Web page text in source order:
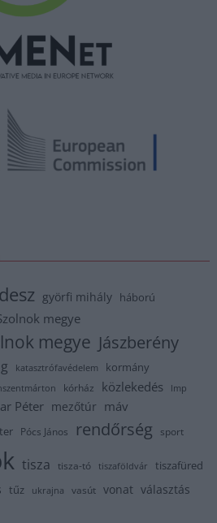
györfi mihály háború
megye
megye Jászberény
katasztrófavédelem kormány
kórház közlekedés lmp
Péter mezőtúr máv
Pócs János rendőrség sport
tisza tisza-tó tiszaföldvár tiszafüred
tűz ukrajna vasút vonat választás